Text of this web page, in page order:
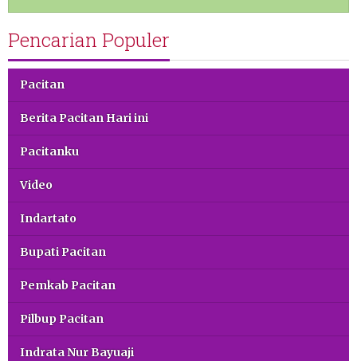
Pencarian Populer
Pacitan
Berita Pacitan Hari ini
Pacitanku
Video
Indartato
Bupati Pacitan
Pemkab Pacitan
Pilbup Pacitan
Indrata Nur Bayuaji